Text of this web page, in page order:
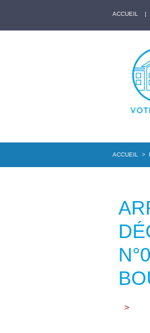
ACCUEIL |
ACCUEIL >
>